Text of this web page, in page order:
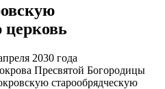
церковь
2030 года
Пресвятой Богородицы
старообрядческую